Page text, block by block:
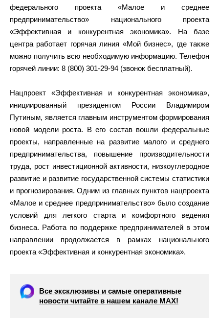
федерального проекта «Малое и среднее
предпринимательство» национального проекта
«Эффективная и конкурентная экономика». На базе
центра работает горячая линия «Мой бизнес», где также
можно получить всю необходимую информацию. Телефон
горячей линии: 8 (800) 301-29-94 (звонок бесплатный).
Нацпроект «Эффективная и конкурентная экономика»,
инициированный президентом России Владимиром
Путиным, является главным инструментом формирования
новой модели роста. В его состав вошли федеральные
проекты, направленные на развитие малого и среднего
предпринимательства, повышение производительности
труда, рост инвестиционной активности, низкоуглеродное
развитие и развитие государственной системы статистики
и прогнозирования. Одним из главных пунктов нацпроекта
«Малое и среднее предпринимательство» было создание
условий для легкого старта и комфортного ведения
бизнеса. Работа по поддержке предпринимателей в этом
направлении продолжается в рамках национального
проекта «Эффективная и конкурентная экономика».
Все эксклюзивы и самые оперативные
новости читайте в нашем канале МАХ!